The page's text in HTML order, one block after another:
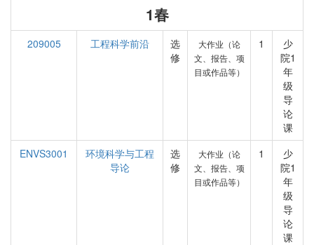
1春
209005 工程科学前沿
选
修
大作业（论
文、报告、项
目或作品等）
1
少
院1
年
级
导
论
课
ENVS3001
环境科学与工程
导论
选
修
大作业（论
文、报告、项
目或作品等）
1
少
院1
年
级
导
论
课